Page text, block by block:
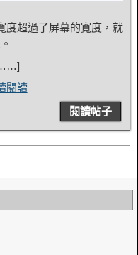
度超過了屏幕的寬度，就
閱讀
閱讀帖子